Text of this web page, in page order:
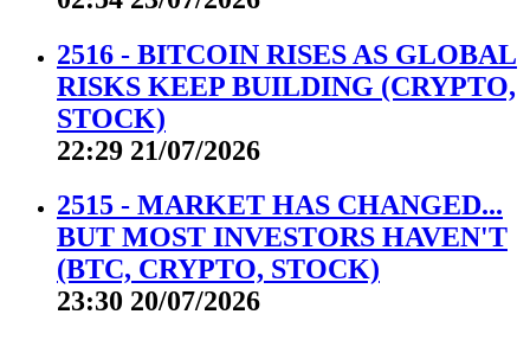
2516 - BITCOIN RISES AS GLOBAL
RISKS KEEP BUILDING (CRYPTO,
STOCK)
22:29 21/07/2026
2515 - MARKET HAS CHANGED...
BUT MOST INVESTORS HAVEN'T
(BTC, CRYPTO, STOCK)
23:30 20/07/2026